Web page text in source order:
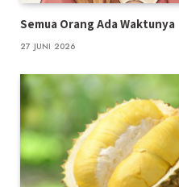
Semua Orang Ada Waktunya
27 JUNI 2026